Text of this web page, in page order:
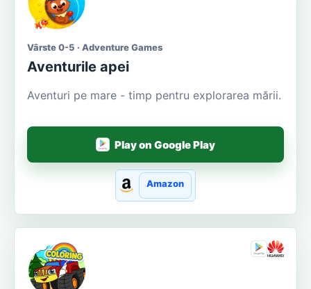
Vârste 0-5 · Adventure Games
Aventurile apei
Aventuri pe mare - timp pentru explorarea mării.
Play on Google Play
Amazon